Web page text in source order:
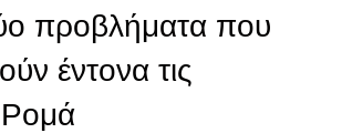
προβλήματα που
έντονα τις
Ρομά